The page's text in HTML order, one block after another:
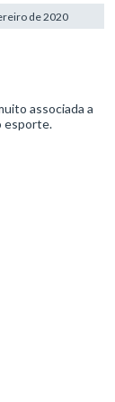
acontecerem
e de
de 2020
associada a
esporte.